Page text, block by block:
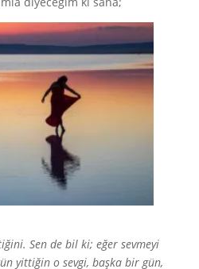
Sen de bil ki; eğer sevmeyi
yittiğin o sevgi, başka bir gün,